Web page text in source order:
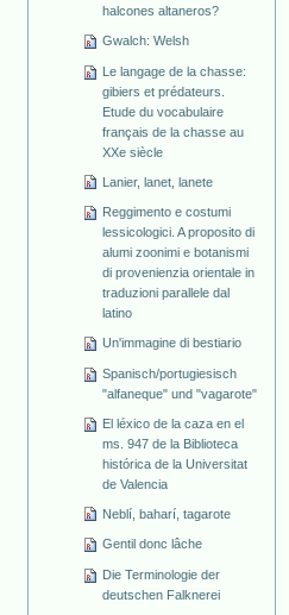
halcones altaneros?
Gwalch: Welsh
Le langage de la chasse:
gibiers et prédateurs.
Etude du vocabulaire
français de la chasse au
XXe siècle
Lanier, lanet, lanete
Reggimento e costumi
lessicologici. A proposito di
alumi zoonimi e botanismi
di provenienzia orientale in
traduzioni parallele dal
latino
Un'immagine di bestiario
Spanisch/portugiesisch
"alfaneque" und "vagarote"
El léxico de la caza en el
ms. 947 de la Biblioteca
histórica de la Universitat
de Valencia
Neblí, baharí, tagarote
Gentil donc lâche
Die Terminologie der
deutschen Falknerei